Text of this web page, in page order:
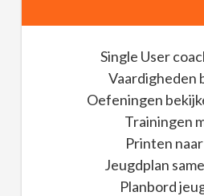
Single User
Vaardigheden
Oefeningen
Trainingen
Printen
Jeugdplan
Planbord